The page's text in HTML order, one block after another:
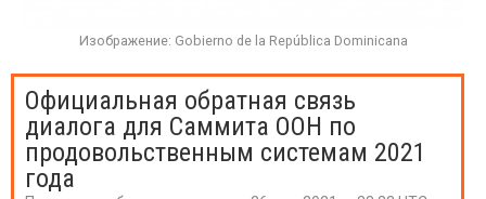
Официальная обратная связь
диалога для Саммита ООН по
продовольственным системам 2021
года
Изображение: Gobierno de la República Dominicana